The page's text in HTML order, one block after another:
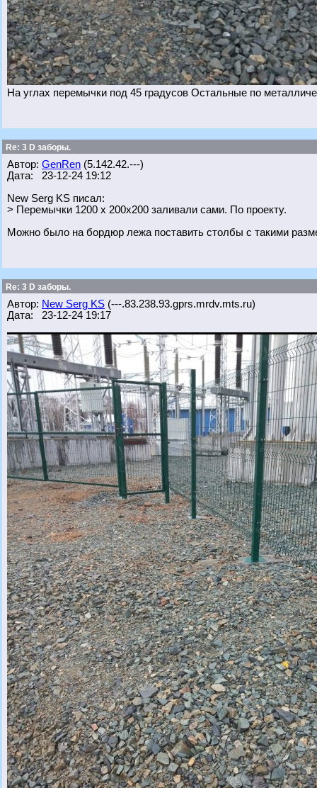
На углах перемычки под 45 градусов Остальные по
Re: 3 D заборы.
Автор: GenRen (5.142.42.---)
Дата: 23-12-24 19:12
New Serg KS писал:
> Перемычки 1200 х 200х200 заливали сами. По проекту.
Можно было на бордюр лежа поставить столбы с такими
Re: 3 D заборы.
Автор: New Serg KS (---.83.238.93.gprs.mrdv.mts.ru)
Дата: 23-12-24 19:17